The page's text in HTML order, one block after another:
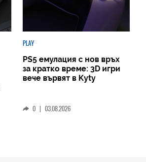
PLAY
PS5 емулация с нов връх
за кратко време: 3D игри
вече вървят в Kyty
0 | 03.08.2026